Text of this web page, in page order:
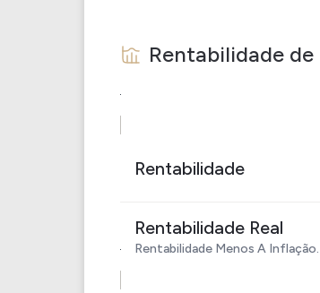
Rentabilidade de
Rentabilidade
Rentabilidade Real
Rentabilidade Menos A Inflação.